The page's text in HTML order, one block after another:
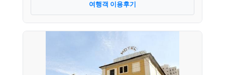
여행객 이용후기